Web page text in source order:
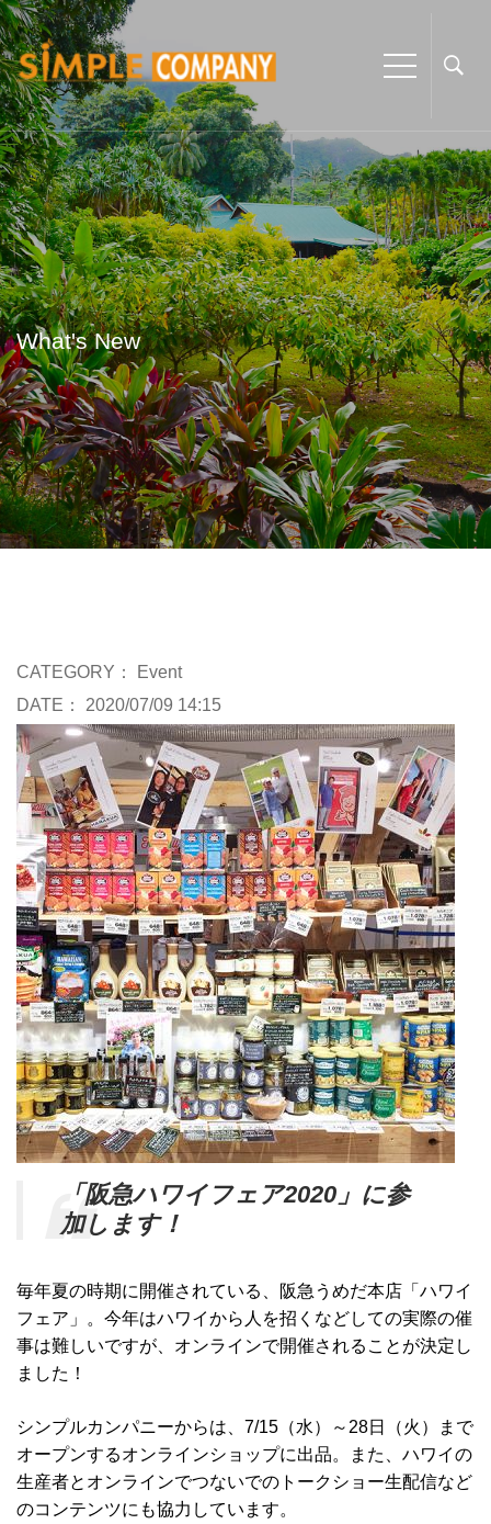
What's New
CATEGORY：
Event
DATE： 2020/07/09 14:15
「阪急ハワイフェア2020」に参
加します！
毎年夏の時期に開催されている、阪急うめだ本店「ハワイ
フェア」。今年はハワイから人を招くなどしての実際の催
事は難しいですが、オンラインで開催されることが決定し
ました！
シンプルカンパニーからは、7/15（水）～28日（火）まで
オープンするオンラインショップに出品。また、ハワイの
生産者とオンラインでつないでのトークショー生配信など
のコンテンツにも協力しています。